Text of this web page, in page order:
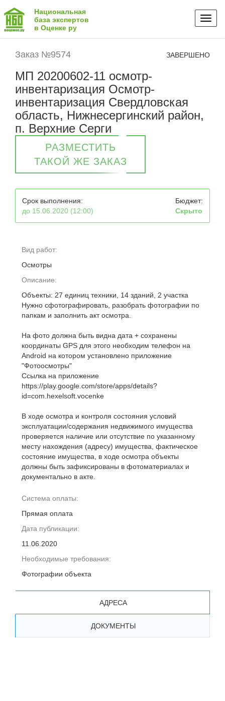
Национальная
база экспертов
в Оценке ру
Заказ №9574 ЗАВЕРШЕНО
МП 20200602-11 осмотр-
инвентаризация Осмотр-
инвентаризация Свердловская
область, Нижнесергинский район,
п. Верхние Серги
РАЗМЕСТИТЬ
ТАКОЙ ЖЕ ЗАКАЗ
Срок выполнения:
до 15.06.2020 (12:00)
Бюджет:
Скрыто
Вид работ:
Осмотры
Описание:
Объекты: 27 единиц техники, 14 зданий, 2 участка
Нужно сфотографировать, разобрать фотографии по
папкам и заполнить акт осмотра.
На фото должна быть видна дата + сохранены
координаты GPS для этого необходим телефон на
Android на котором установлено приложение
"Фотоосмотры"
Ссылка на приложение
https://play.google.com/store/apps/details?
id=com.hexelsoft.vocenke
В ходе осмотра и контроля состояния условий
эксплуатации/содержания недвижимого имущества
проверяется наличие или отсутствие по указанному
месту нахождения (адресу) имущества, фактическое
состояние имущества, в ходе осмотра объекты
должны быть зафиксированы в фотоматериалах и
документально в акте.
Система оплаты:
Прямая оплата
Дата публикации:
11.06.2020
Необходимые требования:
Фотографии объекта
АДРЕСА
ДОКУМЕНТЫ